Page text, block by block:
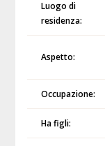
Luogo di
residenza:
Aspetto:
Occupazione:
Ha figli: